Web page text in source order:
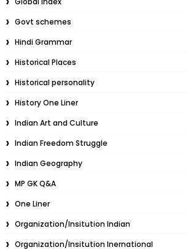
Govt schemes
Hindi Grammar
Historical Places
Historical personality
History One Liner
Indian Art and Culture
Indian Freedom Struggle
Indian Geography
MP GK Q&A
One Liner
Organization/Insitution Indian
Organization/Insitution Inernational